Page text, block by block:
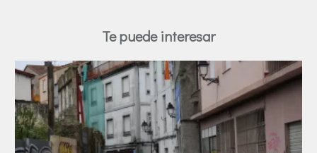
Te puede interesar